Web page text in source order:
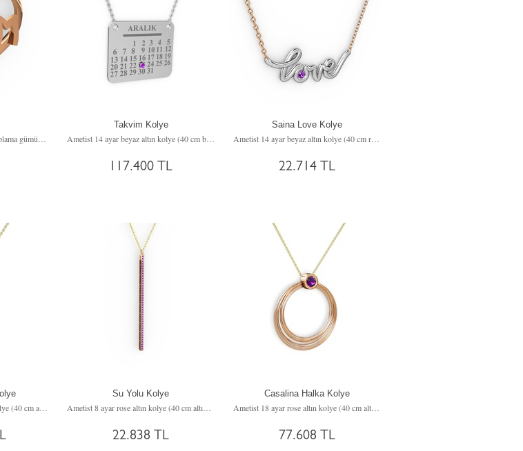
Takvim Kolye
117.400 TL
Saina Love Kolye
22.714 TL
Su Yolu Kolye
22.838 TL
Casalina Halka Kolye
77.608 TL